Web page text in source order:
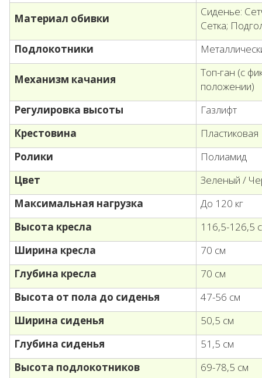
Материал обивки
Сиденье:
Сетка;
Подлокотники
Механизм качания
Топ-ган (с
положении)
Регулировка высоты
Газлифт
Крестовина
Пластиковая
Ролики
Полиамид
Цвет
Зеленый /
Максимальная нагрузка
До 120 кг
Высота кресла
116,5-126,5
Ширина кресла
70 см
Глубина кресла
70 см
Высота от пола до сиденья
47-56 см
Ширина сиденья
50,5 см
Глубина сиденья
51,5 см
Высота подлокотников
69-78,5 см